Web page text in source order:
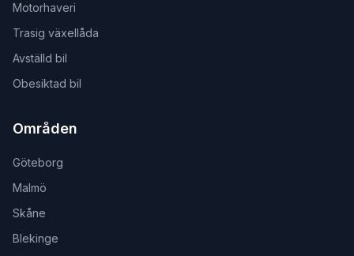
Motorhaveri
Trasig växellåda
Avställd bil
Obesiktad bil
Områden
Göteborg
Malmö
Skåne
Blekinge